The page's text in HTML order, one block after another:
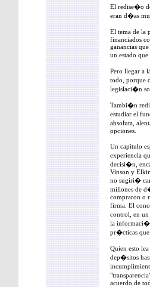
El redise�o
eran d�as
El tema de la
financiados
ganancias
un estado
Pero llegar a
todo, porque
legislaci�n
Tambi�n
estudiar el
absoluta,
opciones.
Un capitulo
experiencia
decisi�n,
Vinson y
no sugiri�
millones de
compraron o
firma. El
control, en un
la
pr�cticas que
Quien esto
dep�sitos
acuerdo de